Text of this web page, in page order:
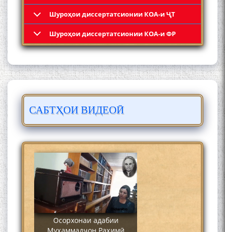
Шyроҳои диссертатсионии КОА-и ҶТ
Шyроҳои диссертатсионии КОА-и ФР
САБТҲОИ ВИДЕОӢ
Кадамчо Худои Шарифзода
Сайре дар Осорхона
Муҳаммадҷон Раҳимӣ
Осорхонаи адабии